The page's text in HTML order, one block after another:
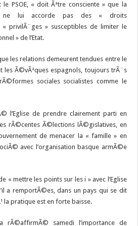
le PSOE, « doit Ãªtre consciente » que la
ne lui accorde pas des « droits
privilÃ¨ges » susceptibles de limiter le
» de l’Etat.
les relations demeurent tendues entre le
les Ã©vÃªques espagnols, toujours trÃ¨s
sociales socialistes comme le
l’Eglise de prendre clairement parti en
rÃ©centes Ã©lections lÃ©gislatives, en
de menacer la « famille » en
avec l’organisation basque armÃ©e
« mettre les points sur les i » avec l’Eglise
a remportÃ©es, dans un pays qui se dit
la pratique est en forte baisse.
rÃ©affirmÃ© samedi l’importance de